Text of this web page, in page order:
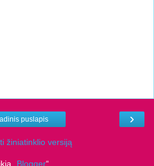
›
puslapis
žiniatinklio versiją
„ Blogger“.